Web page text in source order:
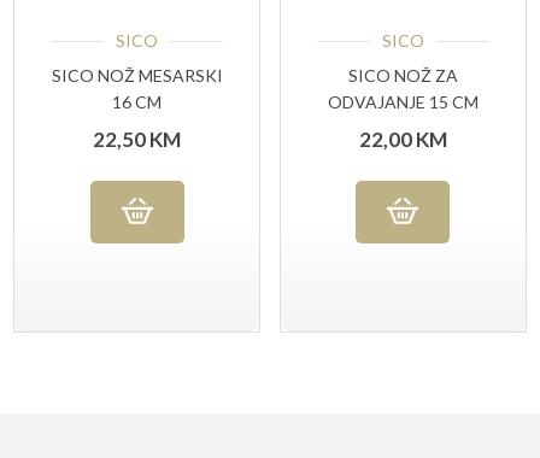
SICO
SICO NOŽ MESARSKI
16 CM
22,50KM
SICO
SICO NOŽ ZA
ODVAJANJE 15 CM
USKA OŠTRICA
22,00KM